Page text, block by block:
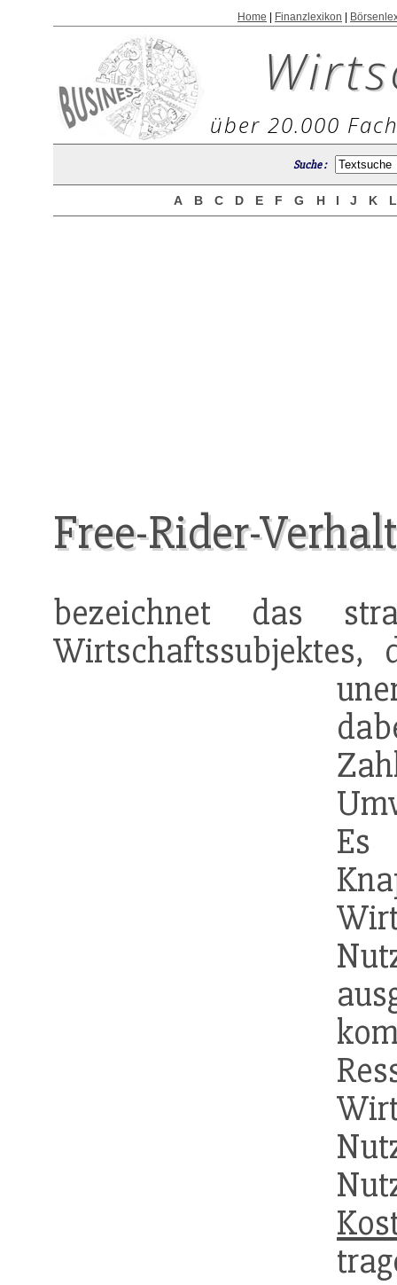
Home Finanzlexikon
über 20.000
Suche :
A B C D E F G H I J K
Free-Rider-
bezeichnet das